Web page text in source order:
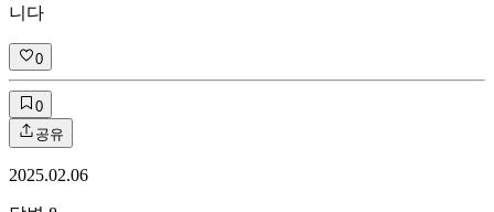
니다
0
0
공유
2025.02.06